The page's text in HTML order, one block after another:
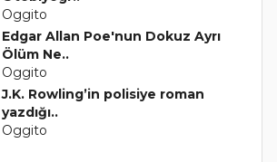
Oggito
Edgar Allan Poe'nun Dokuz Ayrı
Ölüm Ne..
Oggito
J.K. Rowling’in polisiye roman
yazdığı..
Oggito